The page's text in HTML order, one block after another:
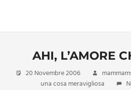
content
imprescindibile,
inevitabile
da
AHI, L’AMORE
20 Novembre 2006
una cosa meravigliosa